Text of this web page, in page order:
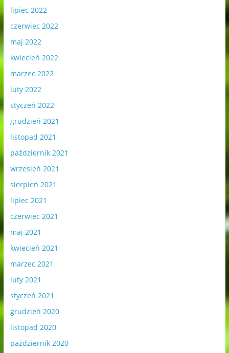
lipiec 2022
czerwiec 2022
maj 2022
kwiecień 2022
marzec 2022
luty 2022
styczeń 2022
grudzień 2021
listopad 2021
październik 2021
wrzesień 2021
sierpień 2021
lipiec 2021
czerwiec 2021
maj 2021
kwiecień 2021
marzec 2021
luty 2021
styczeń 2021
grudzień 2020
listopad 2020
październik 2020